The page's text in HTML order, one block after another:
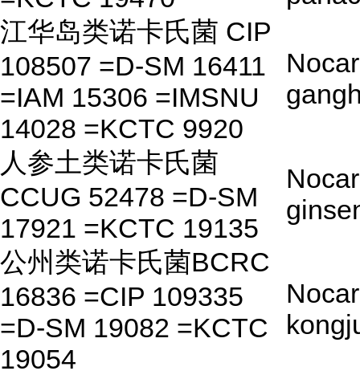
江华岛类诺卡氏菌 CIP
108507 =D-SM 16411
=IAM 15306 =IMSNU
14028 =KCTC 9920
人参土类诺卡氏菌
CCUG 52478 =D-SM
17921 =KCTC 19135
公州类诺卡氏菌BCRC
16836 =CIP 109335
=D-SM 19082 =KCTC
19054